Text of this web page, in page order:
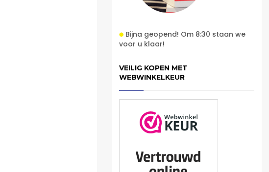
Bijna geopend! Om 8:30 staan we
voor u klaar!
VEILIG KOPEN MET
WEBWINKELKEUR